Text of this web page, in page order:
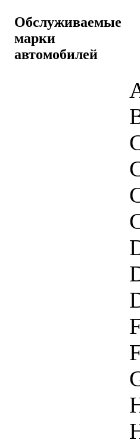
Обслуживаемые
марки
автомобилей